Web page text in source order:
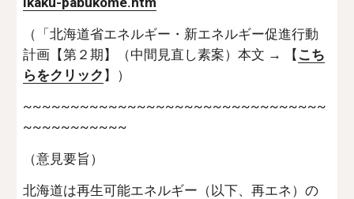
（「北海道省エネルギー・新エネルギー促進行動
計画【第２期】（中間見直し素案）本文 → 【 こち
らをクリック 】）
~~~~~~~~~~~~~~~~~~~~~~~~~~~~~~~~
~~~~~~~~~~~
（意見要旨）
北海道は再生可能エネルギー（以下、再エネ）の